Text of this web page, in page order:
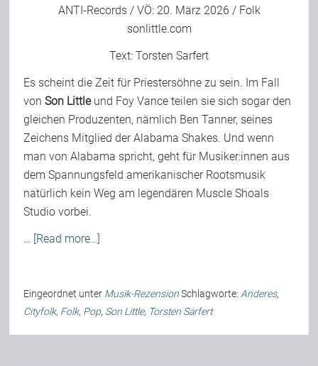
ANTI-Records/ VÖ: 20. März 2026 / Folk
sonlittle.com
Text: Torsten Sarfert
Es scheint die Zeit für Priestersöhne zu sein. Im Fall
vonSon Littleund Foy Vance teilen sie sich sogar den
gleichen Produzenten, nämlich Ben Tanner, seines
Zeichens Mitglied der Alabama Shakes. Und wenn
man von Alabama spricht, geht für Musiker:innen aus
dem Spannungsfeld amerikanischer Rootsmusik
natürlich kein Weg am legendären Muscle Shoals
Studio vorbei.
… [Read more…]
Eingeordnet unter Musik-Rezension Schlagworte: Anderes,
Cityfolk, Folk, Pop, Son Little, Torsten Sarfert